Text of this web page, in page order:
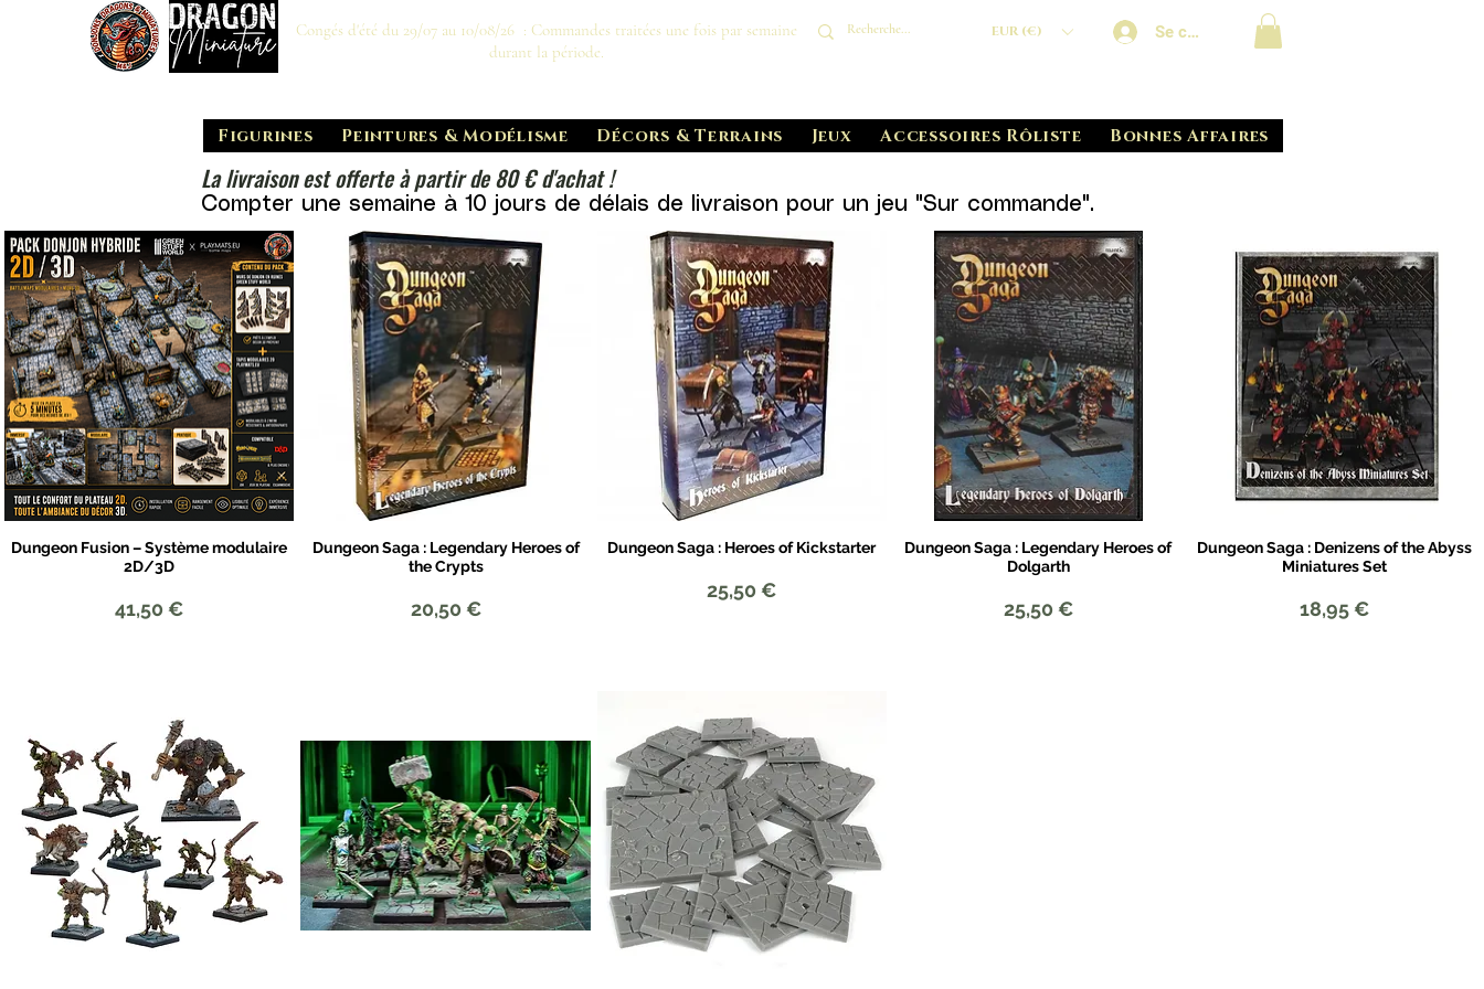
Congés d'été du 29/07 au 10/08/26 : Commandes traitées une fois par semaine
durant la période.
EUR (€) Se connecter
Figurines Peintures & Modélisme Décors & Terrains Jeux Accessoires Rôliste Bonnes Affaires
La livraison est offerte à partir de 80 € d'achat !
Compter une semaine à 10 jours de délais de livraison pour un jeu "Sur commande".
Aperçu rapide
Dungeon Fusion – Système modulaire
2D/3D
Prix
41,50 €
Aperçu rapide
Dungeon Saga : Legendary Heroes of
the Crypts
Prix
20,50 €
Aperçu rapide
Dungeon Saga : Heroes of Kickstarter
Prix
25,50 €
Aperçu rapide
Dungeon Saga : Legendary Heroes of
Dolgarth
Prix
25,50 €
Aperçu rapide
Dungeon Saga : Denizens of the Abyss
Miniatures Set
Prix
18,95 €